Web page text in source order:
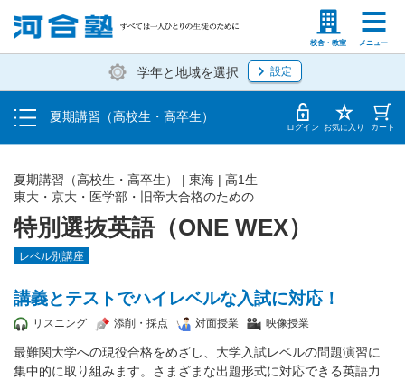
校舎・教室 メニュー
塾生の方 高等学校の先生
学年と地域を選択 設定
夏期講習（高校生・高卒生）
受講料・お申し込み方法
受講開始までの流れ
校舎・教室一覧 ログイン お気に入り カート
特別選抜英語（ONE WEX）
夏期講習（高校生・高卒生） | 東海 | 高1生
東大・京大・医学部・旧帝大合格のための
レベル別講座
講義とテストでハイレベルな入試に対応！
リスニング 添削・採点 対面授業 映像授業
最難関大学への現役合格をめざし、大学入試レベルの問題演習に
集中的に取り組みます。さまざまな出題形式に対応できる英語力